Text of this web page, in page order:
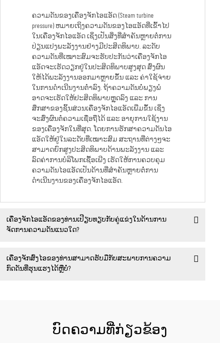
ຄວາມດັນຂອງເຄື່ອງຈັກໄອແອັດ (Steam turbine
pressure) ຫມາຍເຖິງຄວາມດັນຂອງໄອແອັດທີ່ເຂົ້າໄປ
ໃນເຄື່ອງຈັກໄອແອັດ ເຊິ່ງເປັນສິ່ງທີ່ສຳຄັນຫຼາຍຕໍ່ການ
ປ່ຽນແປງພະລັງງານຢ່າງມີປະສິດທິພາບ. ລະດັບ
ຄວາມດັນທີ່ເໝາະສົມຈະຮັບປະກັນວ່າເຄື່ອງຈັກໄອ
ແອັດຈະເຮັດວຽກຢູ່ໃນປະສິດທິພາບສູງສຸດ ສົ່ງຜົນ
ໃຫ້ໄດ້ພະລັງງານອອກມາຫຼາຍຂຶ້ນ ແລະ ຄ່າໃຊ້ຈ່າຍ
ໃນການດຳເນີນງານຕ່ຳລົງ. ຖ້າຄວາມດັນບໍ່ພຽງພໍ
ອາດຈະເຮັດໃຫ້ປະສິດທິພາບຫຼຸດລົງ ແລະ ການ
ສຶກສາຂອງຊິ້ນສ່ວນເຄື່ອງຈັກໄອແອັດເພີ່ມຂຶ້ນ ເຊິ່ງ
ຈະສົ່ງຜົນຕໍ່ຄວາມເຊື່ອຖືໄດ້ ແລະ ອາຍຸການໃຊ້ງານ
ຂອງເຄື່ອງຈັກໃນທີ່ສຸດ. ໂດຍການຮັກສາຄວາມດັນໄອ
ແອັດໃຫ້ຢູ່ໃນລະດັບທີ່ເໝາະສົມ ສະຖານທີ່ຕ່າງໆຈະ
ສາມາດຍົກສູງປະສິດທິພາບດ້ານພະລັງງານ ແລະ
ລົດຄ່າການບໍລິໂພກເຊື້ອເພີງ ເຮັດໃຫ້ການຄວບຄຸມ
ຄວາມດັນໄອແອັດເປັນດ້ານທີ່ສຳຄັນຫຼາຍຕໍ່ການ
ດຳເນີນງານຂອງເຄື່ອງຈັກໄອແອັດ.
ເຄື່ອງຈັກໄອແອັດຂອງທ່ານເປີຽບທຽບກັບຄູ່ແຂ່ງໃນດ້ານການ
ຈັດການຄວາມດັນແນວໃດ?
ເຄື່ອງຈັກສົ່ງໄອຂອງທ່ານສາມາດຮັບມືກັບສະພາບການຄວາມ
ກົດດັນທີ່ຮຸນແຮງໄດ້ຫຼືບໍ່?
ບົດຄວາມທີ່ກ່ຽວຂ້ອງ